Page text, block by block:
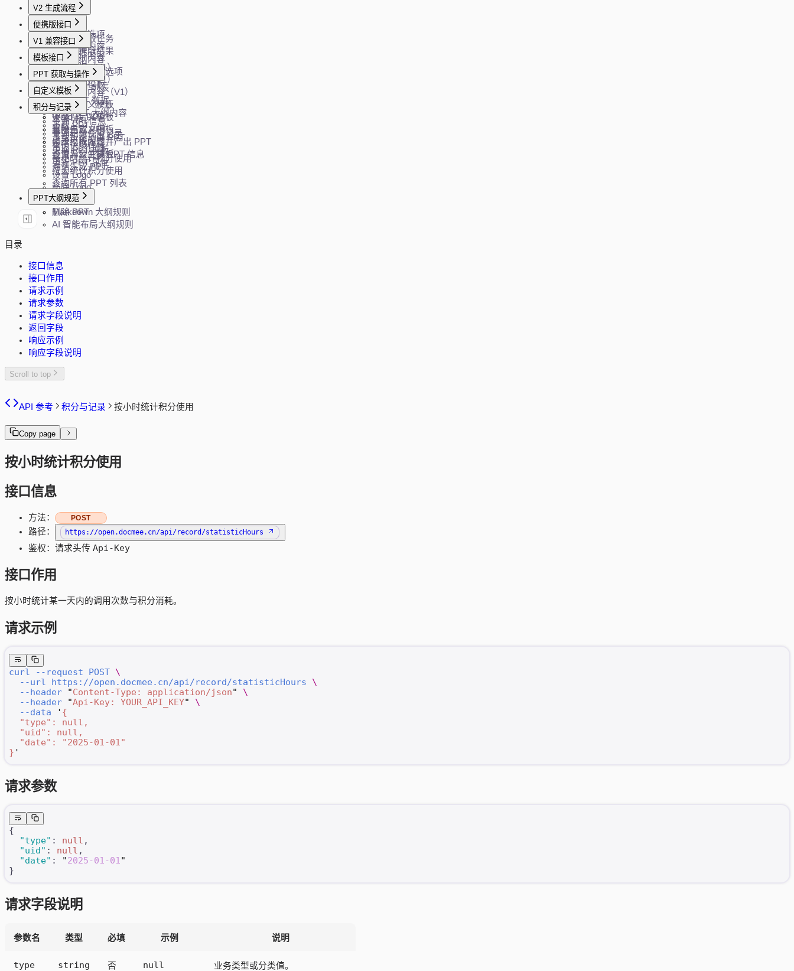
V2 生成流程
创建任务
获取生成选项
生成大纲内容
修改大纲内容
生成 PPT
便携版接口
创建便携版任务
查询便携版结果
V1 兼容接口
解析文件内容
生成大纲（V1）
修改大纲（V1）
生成大纲内容（V1）
生成 PPT（V1）
Word 转 PPT
直接生成 PPT
异步生成内容并产出 PPT
查询异步生成 PPT 信息
对话生成 PPT
模板接口
获取模板过滤选项
分页查询模板
随机模板
PPT 获取与操作
获取 PPT 列表
加载 PPT 数据
加载 PPT 大纲内容
下载 PPT
下载智能动画 PPT
更换 PPT 模板
更新 PPT 属性
设置 Logo
移除 Logo
保存 PPT
删除 PPT
自定义模板
上传自定义模板
下载自定义模板
删除自定义模板
修改模板属性
设置为公共模板
积分与记录
查询 API 信息
查询积分使用记录
查询记录详情
按小时统计积分使用
按天统计积分使用
查询所有 PPT 列表
PPT大纲规范
Markdown 大纲规则
AI 智能布局大纲规则
目录
接口信息
接口作用
请求示例
请求参数
请求字段说明
返回字段
响应示例
响应字段说明
Scroll to top
API 参考 积分与记录 按小时统计积分使用
Copy page
按小时统计积分使用
接口信息
方法： POST
路径： https://open.docmee.cn/api/record/statisticHours
鉴权：请求头传 Api-Key
接口作用
按小时统计某一天内的调用次数与积分消耗。
请求示例
curl --request POST \
  --url
https://open.docmee.cn/api/record/statisticHours \
  --header
"Content-Type: application/json"
\
  --header
"Api-Key: YOUR_API_KEY"
\
  --data
' {
  "type": null,
  "uid": null,
  "date": "2025-01-01"
} '
请求参数
{
  "type"
: null ,
  "uid"
: null ,
  "date"
: "2025-01-01 "
}
请求字段说明
参数名 类型 必填 示例 说明
type string 否 null 业务类型或分类值。